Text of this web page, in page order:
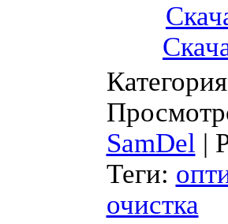
Категория
SamDel |
Теги:
очистка